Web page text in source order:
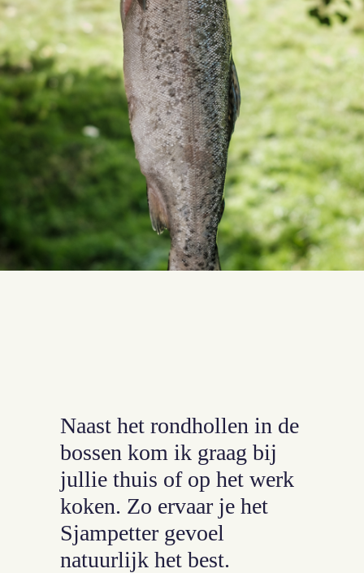
Naast het rondhollen in de
bossen kom ik graag bij
jullie thuis of op het werk
koken. Zo ervaar je het
Sjampetter gevoel
natuurlijk het best.